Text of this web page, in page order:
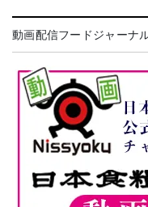
動画配信フードジャーナ